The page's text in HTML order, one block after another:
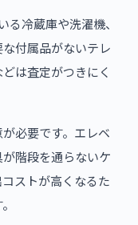
冷蔵庫や洗濯機、
付属品がないテレ
は査定がつきにく
必要です。エレベ
階段を通らないケ
ストが高くなるた